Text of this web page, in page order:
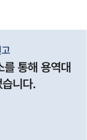
를 통해 용역대
니다.